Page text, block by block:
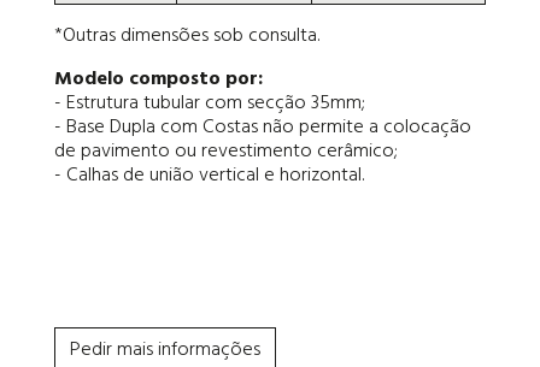
*Outras dimensões sob consulta.
Modelo composto por:
- Estrutura tubular com secção 35mm;
- Base Dupla com Costas não permite a colocação
de pavimento ou revestimento cerâmico;
- Calhas de união vertical e horizontal.
Pedir mais informações